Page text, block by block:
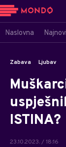
Naslovna
Zabava Ljubav
ISTINA?
23.10.2023. / 18:16